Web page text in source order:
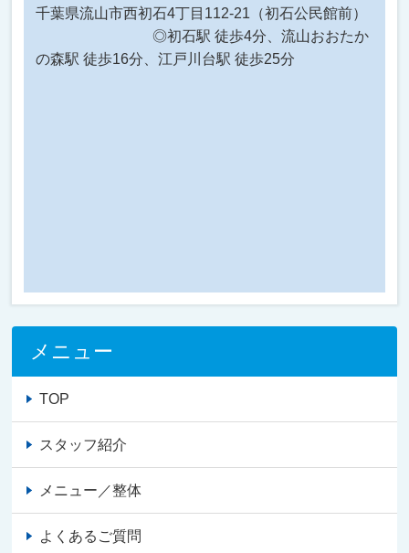
千葉県流山市西初石4丁目112-21（初石公民館前）
◎初石駅 徒歩4分、流山おおたか
の森駅 徒歩16分、江戸川台駅 徒歩25分
メニュー
TOP
スタッフ紹介
メニュー／整体
よくあるご質問